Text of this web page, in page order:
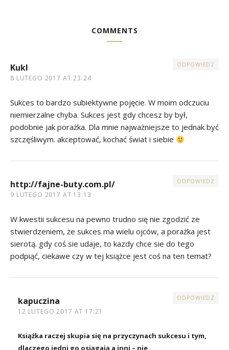
COMMENTS
Kukl
8 LUTEGO 2017 AT 23:24
ODPOWIEDZ
Sukces to bardzo subiektywne pojęcie. W moim odczuciu
niemierzalne chyba. Sukces jest gdy chcesz by był,
podobnie jak porażka. Dla mnie najważniejsze to jednak być
szczęśliwym. akceptować, kochać świat i siebie
http://fajne-buty.com.pl/
9 LUTEGO 2017 AT 13:13
ODPOWIEDZ
W kwestii sukcesu na pewno trudno się nie zgodzić ze
stwierdzeniem, że sukces ma wielu ojców, a porażka jest
sierotą. gdy coś sie udaje, to kazdy chce sie do tego
podpiąć, ciekawe czy w tej książce jest coś na ten temat?
kapuczina
12 LUTEGO 2017 AT 17:21
ODPOWIEDZ
Książka raczej skupia się na przyczynach sukcesu i tym,